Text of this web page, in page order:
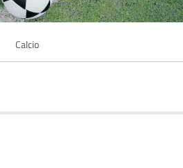
Calcio